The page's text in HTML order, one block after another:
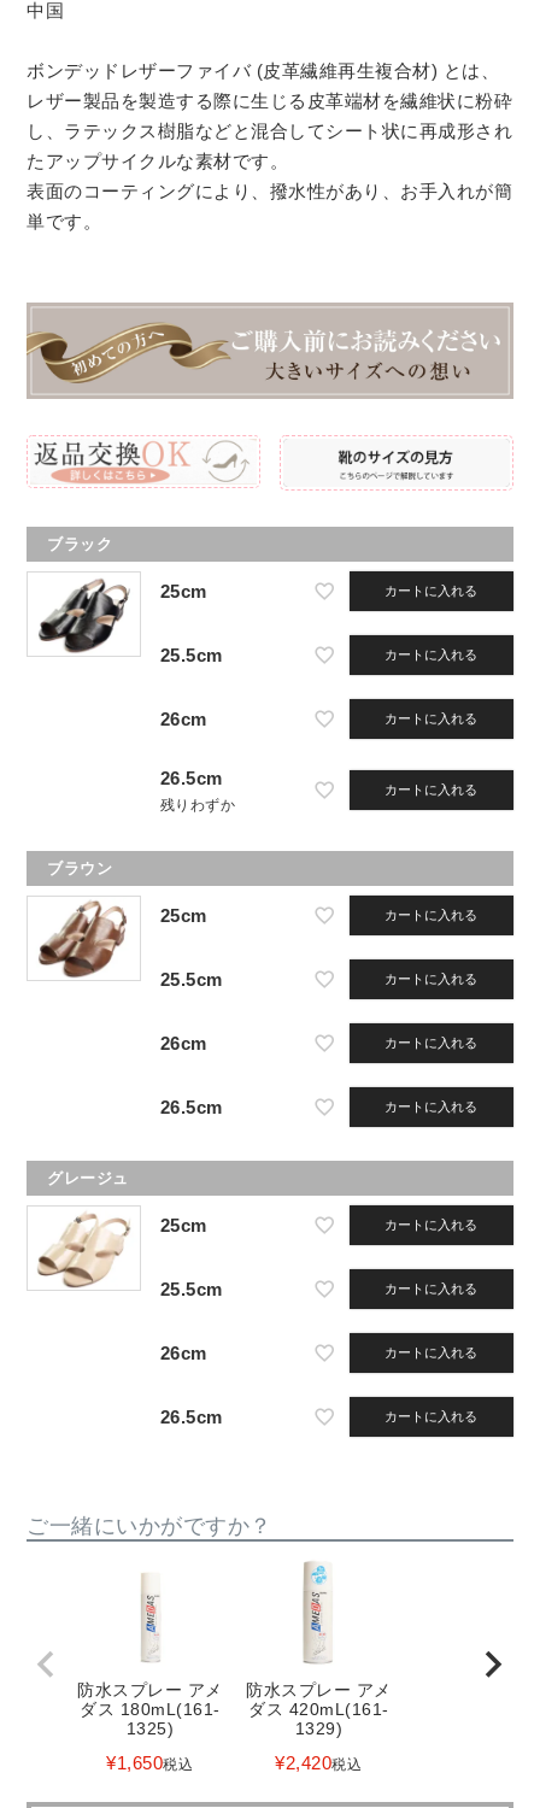
中国
ボンデッドレザーファイバ (皮革繊維再生複合材) とは、
レザー製品を製造する際に生じる皮革端材を繊維状に粉砕
し、ラテックス樹脂などと混合してシート状に再成形され
たアップサイクルな素材です。
表面のコーティングにより、撥水性があり、お手入れが簡
単です。
ブラック
25cm カートに入れる
25.5cm カートに入れる
26cm カートに入れる
26.5cm
残りわずか
カートに入れる
ブラウン
25cm カートに入れる
25.5cm カートに入れる
26cm カートに入れる
26.5cm カートに入れる
グレージュ
25cm カートに入れる
25.5cm カートに入れる
26cm カートに入れる
26.5cm カートに入れる
ご一緒にいかがですか？
防水スプレー アメ
ダス 180mL(161-
1325)
¥1,650税込
防水スプレー アメ
ダス 420mL(161-
1329)
¥2,420税込